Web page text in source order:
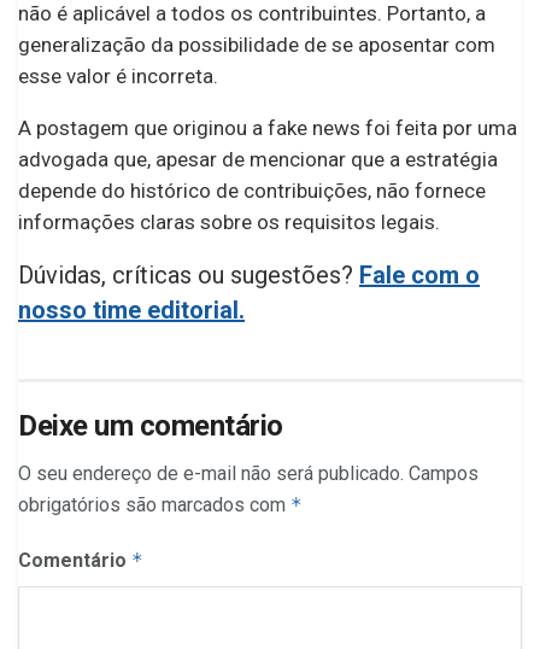
não é aplicável a todos os contribuintes. Portanto, a
generalização da possibilidade de se aposentar com
esse valor é incorreta.
A postagem que originou a fake news foi feita por uma
advogada que, apesar de mencionar que a estratégia
depende do histórico de contribuições, não fornece
informações claras sobre os requisitos legais.
Dúvidas, críticas ou sugestões? Fale com o
nosso time editorial.
Deixe um comentário
O seu endereço de e-mail não será publicado. Campos
obrigatórios são marcados com *
Comentário *